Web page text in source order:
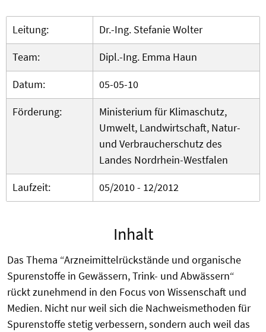
Leitung:
Dr.-Ing. Stefanie Wolter
Team:
Dipl.-Ing. Emma Haun
Datum:
05-05-10
Förderung:
Ministerium für Klimaschutz,
Umwelt, Landwirtschaft, Natur-
und Verbraucherschutz des
Landes Nordrhein-Westfalen
Laufzeit:
05/2010 - 12/2012
Inhalt
Das Thema “Arzneimittelrückstände und organische
Spurenstoffe in Gewässern, Trink- und Abwässern“
rückt zunehmend in den Focus von Wissenschaft und
Medien. Nicht nur weil sich die Nachweismethoden für
Spurenstoffe stetig verbessern, sondern auch weil das